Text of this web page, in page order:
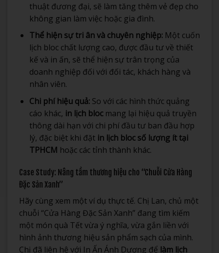
thuật đương đại, sẽ làm tăng thêm vẻ đẹp cho
không gian làm việc hoặc gia đình.
Thể hiện sự tri ân và chuyên nghiệp:Một cuốn
lịch bloc chất lượng cao, được đầu tư về thiết
kế và in ấn, sẽ thể hiện sự trân trọng của
doanh nghiệp đối với đối tác, khách hàng và
nhân viên.
Chi phí hiệu quả:So với các hình thức quảng
cáo khác, in lịch blocmang lại hiệu quả truyền
thông dài hạn với chi phí đầu tư ban đầu hợp
lý, đặc biệt khi đặt in lịch bloc số lượng ít tại
TPHCM hoặc các tỉnh thành khác.
Case Study: Nâng tầm thương hiệu cho “Chuỗi Cửa Hàng
Đặc Sản Xanh”
Hãy cùng xem một ví dụ thực tế. Chị Lan, chủ một
chuỗi “Cửa Hàng Đặc Sản Xanh” đang tìm kiếm
một món quà Tết vừa ý nghĩa, vừa gắn liền với
hình ảnh thương hiệu sản phẩm sạch của mình.
Chị đã liên hệ với In Ấn Ánh Dương để làm lịch